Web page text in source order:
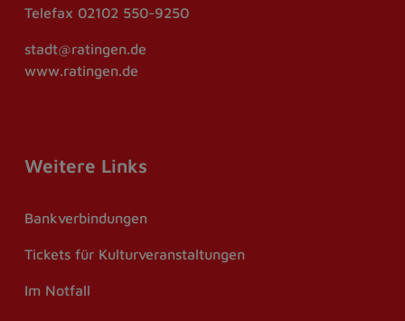
Telefax 02102 550-9250
stadt@ratingen.de
www.ratingen.de
Weitere Links
Bankverbindungen
Tickets für Kulturveranstaltungen
Im Notfall